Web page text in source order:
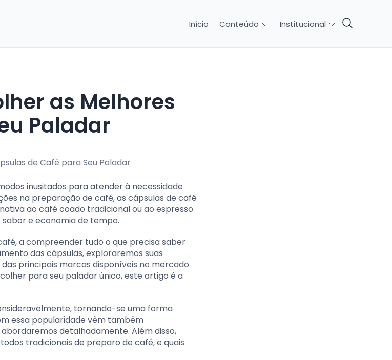
Início Conteúdo Institucional
Paladar
inusitados para atender à necessidade
na preparação de café, as cápsulas de café
ao café coado tradicional ou ao espresso
e economia de tempo.
a compreender tudo o que precisa saber
das cápsulas, exploraremos suas
principais marcas disponíveis no mercado
para seu paladar único, este artigo é a
tornando-se uma forma
essa popularidade vêm também
detalhadamente. Além disso,
tradicionais de preparo de café, e quais